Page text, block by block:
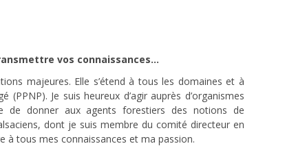
vos connaissances…
majeures. Elle s’étend à tous les domaines et à
Je suis heureux d’agir auprès d’organismes
de donner aux agents forestiers des notions de
dont je suis membre du comité directeur en
à tous mes connaissances et ma passion.